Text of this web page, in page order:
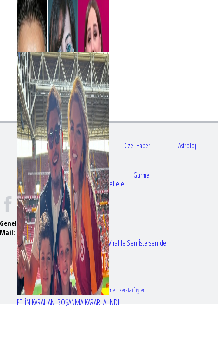
Bir dizi aşkı daha gerçek oldu: Sette el ele!
Erol Köse'nin mektupları ilk kez Nur Viral'le Sen İstersen'de!
PELİN KARAHAN: BOŞANMA KARARI ALINDI
Gündem Sağlık Özel Haber Astroloji
Doktorlar Gurme
Genel Yayın Yönetmeni:Seyhan Erdağ
Mail:
emizmagazin@gmail.com
Tasarım & Geliştirme | kerataif işler